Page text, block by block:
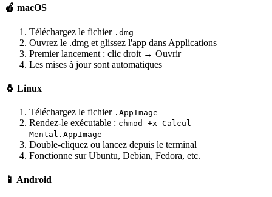
🍎 macOS
Téléchargez le fichier .dmg
Ouvrez le .dmg et glissez l'app dans Applications
Premier lancement : clic droit → Ouvrir
Les mises à jour sont automatiques
🐧 Linux
Téléchargez le fichier .AppImage
Rendez-le exécutable : chmod +x Calcul-
Mental.AppImage
Double-cliquez ou lancez depuis le terminal
Fonctionne sur Ubuntu, Debian, Fedora, etc.
📱 Android